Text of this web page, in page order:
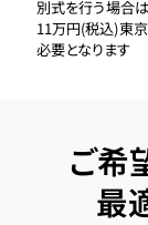
別式を行う場合
11万円(税込)東
必要となります
ご希
最